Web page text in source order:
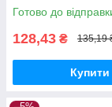
Готово до
128,43 ₴ 135,19
Купити